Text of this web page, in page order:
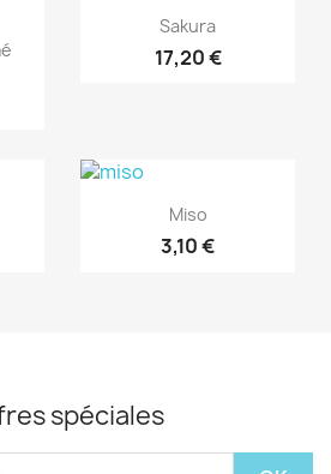
Aperçu rapide
Sakura
17,20 €
Aperçu rapide
Miso
3,10 €
spéciales